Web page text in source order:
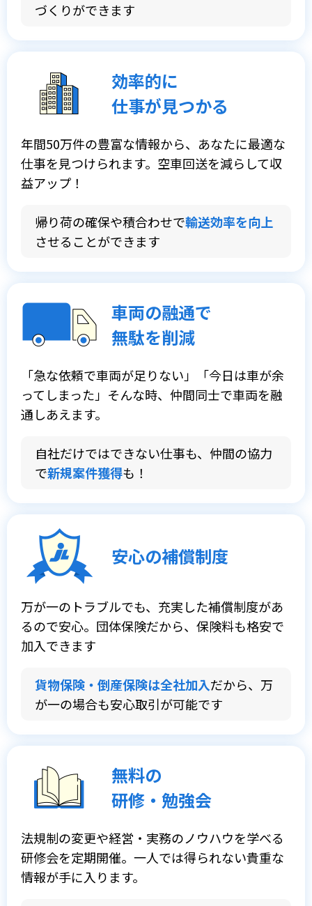
づくりができます
効率的に
仕事が見つかる
年間50万件の豊富な情報から、あなたに最適な
仕事を見つけられます。空車回送を減らして収
益アップ！
帰り荷の確保や積合わせで輸送効率を向上
させることができます
車両の融通で
無駄を削減
「急な依頼で車両が足りない」「今日は車が余
ってしまった」そんな時、仲間同士で車両を融
通しあえます。
自社だけではできない仕事も、仲間の協力
で新規案件獲得も！
安心の補償制度
万が一のトラブルでも、充実した補償制度があ
るので安心。団体保険だから、保険料も格安で
加入できます
貨物保険・倒産保険は全社加入だから、万
が一の場合も安心取引が可能です
無料の
研修・勉強会
法規制の変更や経営・実務のノウハウを学べる
研修会を定期開催。一人では得られない貴重な
情報が手に入ります。